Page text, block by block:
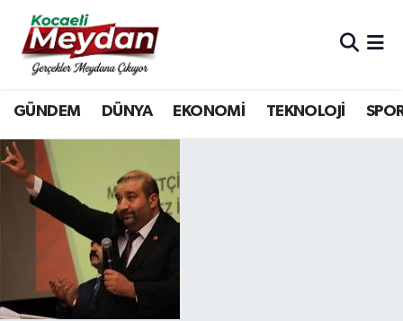
GÜNDEM DÜNYA EKONOMİ TEKNOLOJİ
Nöbetçi Eczaneler
Hava Durumu
Trafik Durumu
Süper Lig Puan Durumu ve Fikstür
Tüm Manşetler
Son Dakika Haberleri